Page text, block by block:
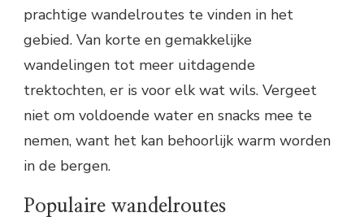
prachtige wandelroutes te vinden in het
gebied. Van korte en gemakkelijke
wandelingen tot meer uitdagende
trektochten, er is voor elk wat wils. Vergeet
niet om voldoende water en snacks mee te
nemen, want het kan behoorlijk warm worden
in de bergen.
Populaire wandelroutes